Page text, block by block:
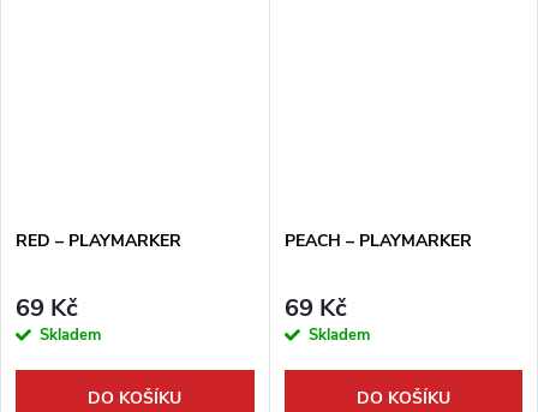
RED – PLAYMARKER
69 Kč
Skladem
DO KOŠÍKU
PEACH – PLAYMARKER
69 Kč
Skladem
DO KOŠÍKU